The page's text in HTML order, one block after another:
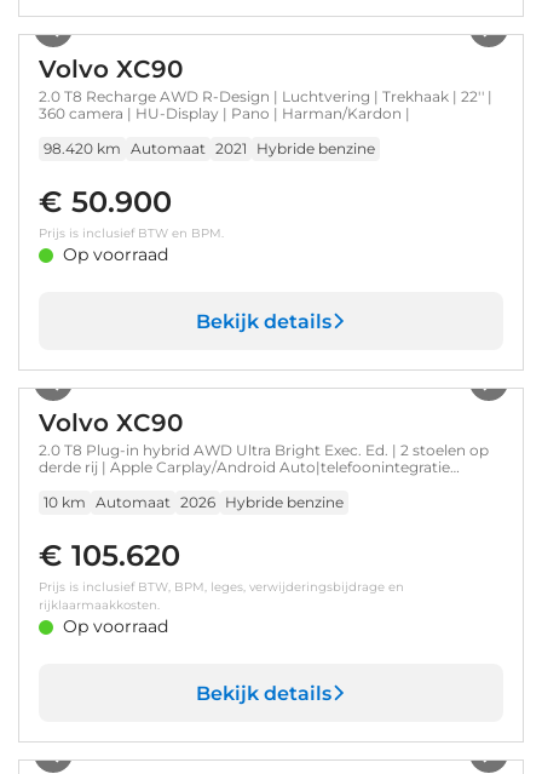
Volvo XC90
2.0 T8 Recharge AWD R-Design | Luchtvering | Trekhaak | 22'' |
360 camera | HU-Display | Pano | Harman/Kardon |
98.420 km Automaat 2021 Hybride benzine
€ 50.900
Prijs is inclusief BTW en BPM.
Op voorraad
Bekijk details
Volvo XC90
2.0 T8 Plug-in hybrid AWD Ultra Bright Exec. Ed. | 2 stoelen op
derde rij | Apple Carplay/Android Auto|telefoonintegratie
10 km Automaat 2026 Hybride benzine
€ 105.620
Prijs is inclusief BTW, BPM, leges, verwijderingsbijdrage en
rijklaarmaakkosten.
Op voorraad
Bekijk details